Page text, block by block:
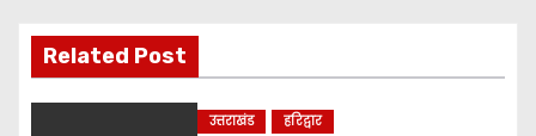
v
iRelated Post
उत्तराखंड हरिद्वार